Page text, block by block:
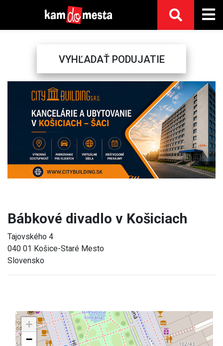
VYHĽADAŤ PODUJATIE
Previous Next
Bábkové divadlo v Košiciach
Tajovského 4
040 01 Košice-Staré Mesto
Slovensko
+
−